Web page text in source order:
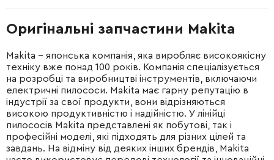
Оригінальні запчастини Makita
Makita – японська компанія, яка виробляє високоякісну
техніку вже понад 100 років. Компанія спеціалізується
на розробці та виробництві інструментів, включаючи
електричні пилососи. Makita має гарну репутацію в
індустрії за свої продукти, вони відрізняються
високою продуктивністю і надійністю. У лінійці
пилососів Makita представлені як побутові, так і
професійні моделі, які підходять для різних цілей та
завдань. На відміну від деяких інших брендів, Makita